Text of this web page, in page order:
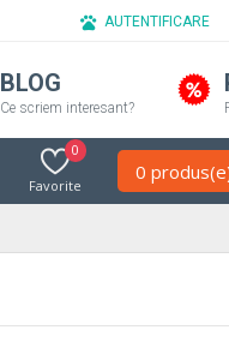
AUTENTIFICARE
BLOG
Ce scriem interesant?
Favorite
0
0